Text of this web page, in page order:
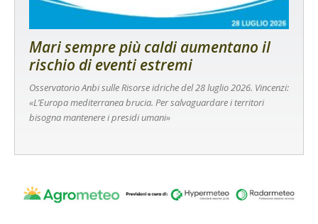
Mari sempre più caldi aumentano il
rischio di eventi estremi
Osservatorio Anbi sulle Risorse idriche del 28 luglio 2026. Vincenzi:
«L’Europa mediterranea brucia. Per salvaguardare i territori
bisogna mantenere i presidi umani»